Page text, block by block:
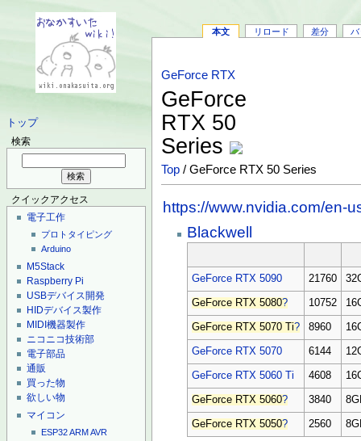
トップ
検索
クイックアクセス
電子工作
プロトタイピング
Arduino
M5Stack
Raspberry Pi
USBデバイス開発
HIDデバイス製作
MIDI機器製作
ニコニコ技術部
電子部品
通販
買った物
欲しい物
マイコン
ESP32ARMAVR
本文 リロード 差分 バ
GeForce RTX
GeForce
RTX 50
Series
Top / GeForce RTX 50 Series
https://www.nvidia.com/en-
Blackwell
GeForce RTX 5090 21760
GeForce RTX 5080? 10752
GeForce RTX 5070 Ti? 8960
GeForce RTX 5070 6144
GeForce RTX 5060 Ti 4608
GeForce RTX 5060? 3840
GeForce RTX 5050? 2560